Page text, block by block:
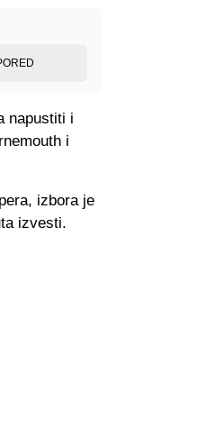
napustiti i
i
izbora je
izvesti.